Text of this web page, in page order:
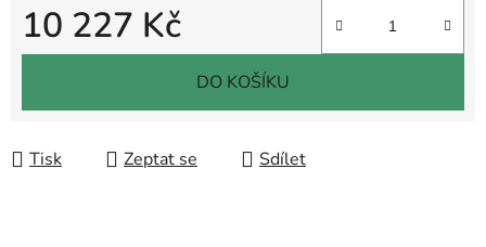
10 227 Kč
Měrná cena:
DO KOŠÍKU
Tisk Zeptat se Sdílet